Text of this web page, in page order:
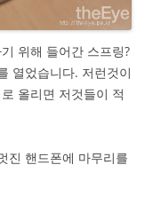
위해 들어간 스프링?
열었습니다. 저런것이
올리면 저것들이 적
진 핸드폰에 마무리를